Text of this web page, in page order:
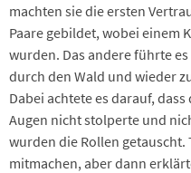
machten sie die ersten
Paare gebildet, wobei einem
wurden. Das andere führte
durch den Wald und wieder
Dabei achtete es darauf,
Augen nicht stolperte und
wurden die Rollen
mitmachen, aber dann